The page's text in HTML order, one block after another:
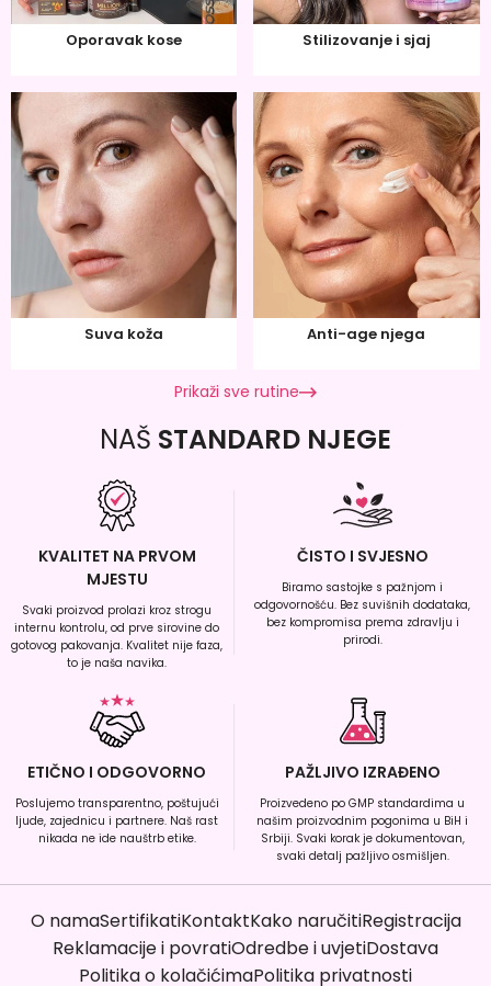
Oporavak kose Stilizovanje i sjaj
Suva koža Anti-age njega
Prikaži sve rutine
NAŠ STANDARD NJEGE
KVALITET NA PRVOM
MJESTU
Svaki proizvod prolazi kroz strogu
internu kontrolu, od prve sirovine do
gotovog pakovanja. Kvalitet nije faza,
to je naša navika.
ČISTO I SVJESNO
Biramo sastojke s pažnjom i
odgovornošću. Bez suvišnih dodataka,
bez kompromisa prema zdravlju i
prirodi.
ETIČNO I ODGOVORNO
Poslujemo transparentno, poštujući
ljude, zajednicu i partnere. Naš rast
nikada ne ide nauštrb etike.
PAŽLJIVO IZRAĐENO
Proizvedeno po GMP standardima u
našim proizvodnim pogonima u BiH i
Srbiji. Svaki korak je dokumentovan,
svaki detalj pažljivo osmišljen.
O namaSertifikatiKontaktKako naručitiRegistracija
Reklamacije i povratiOdredbe i uvjetiDostava
Politika o kolačićimaPolitika privatnosti